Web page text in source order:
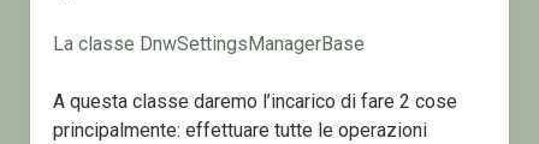
La classe DnwSettingsManagerBase
A questa classe daremo l’incarico di fare 2 cose
principalmente: effettuare tutte le operazioni